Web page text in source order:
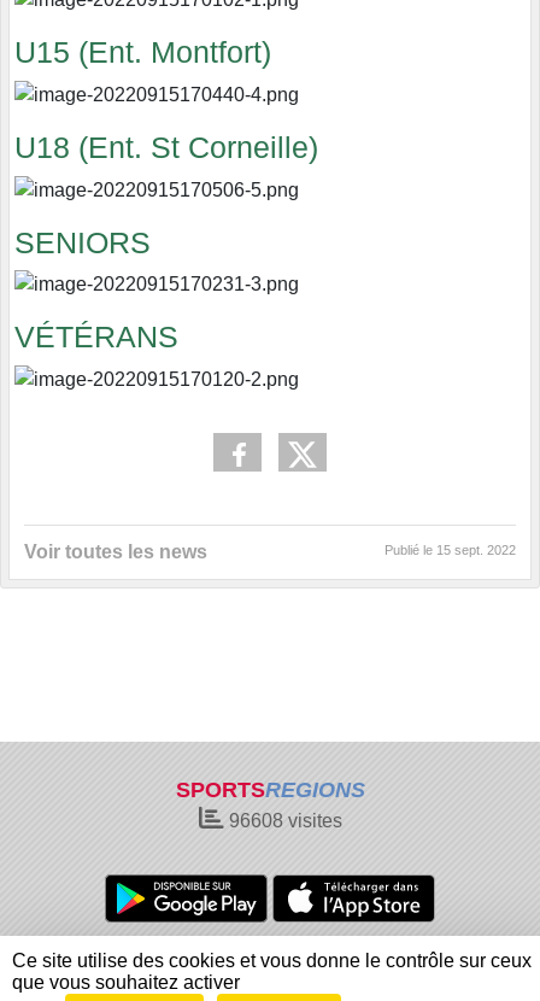
U15 (Ent. Montfort)
U18 (Ent. St Corneille)
SENIORS
VÉTÉRANS
Voir toutes les news Publié le 15 sept. 2022
SPORTSREGIONS
96608visites
Charte cookies
Gestion des cookies
Informations légales
Signaler un contenu inapproprié
Ce site utilise des cookies et vous donne le contrôle sur ceux
que vous souhaitez activer